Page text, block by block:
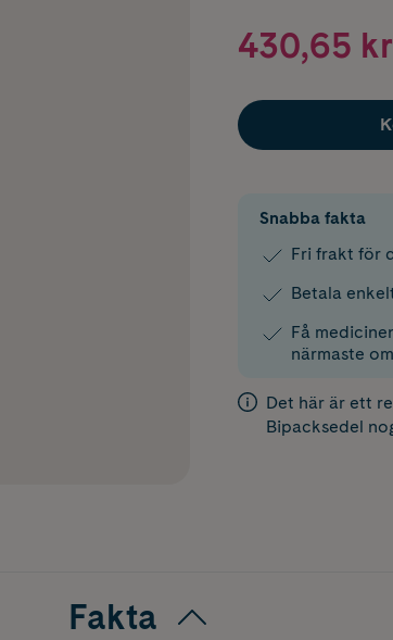
430,65 kr
Snabba fakta
Fri frakt för
Betala
Få
närmaste
Det här är ett
Bipacksedel
Fakta